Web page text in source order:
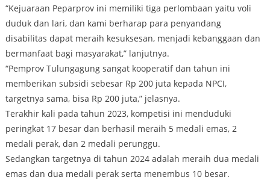
“Kejuaraan Peparprov ini memiliki tiga perlombaan yaitu voli
duduk dan lari, dan kami berharap para penyandang
disabilitas dapat meraih kesuksesan, menjadi kebanggaan dan
bermanfaat bagi masyarakat,” lanjutnya.
“Pemprov Tulungagung sangat kooperatif dan tahun ini
memberikan subsidi sebesar Rp 200 juta kepada NPCI,
targetnya sama, bisa Rp 200 juta,” jelasnya.
Terakhir kali pada tahun 2023, kompetisi ini menduduki
peringkat 17 besar dan berhasil meraih 5 medali emas, 2
medali perak, dan 2 medali perunggu.
Sedangkan targetnya di tahun 2024 adalah meraih dua medali
emas dan dua medali perak serta menembus 10 besar.